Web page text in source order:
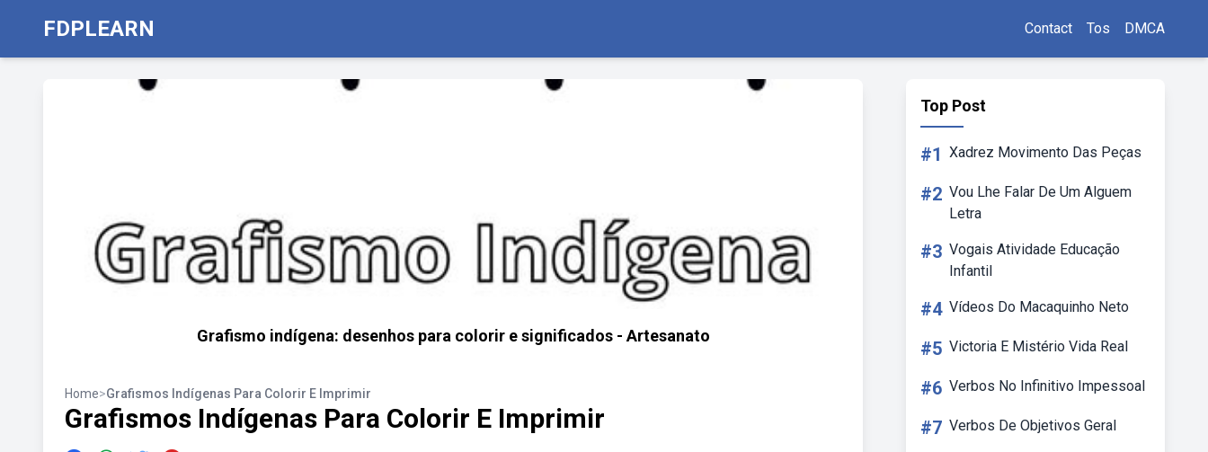
FDPLEARN Contact Tos DMCA
Grafismo indígena: desenhos para colorir e significados - Artesanato
Home>Grafismos Indígenas Para Colorir E Imprimir
Grafismos Indígenas Para Colorir E Imprimir
Top Post
#1 Xadrez Movimento Das Peças
#2 Vou Lhe Falar De Um Alguem
Letra
#3 Vogais Atividade Educação
Infantil
#4 Vídeos Do Macaquinho Neto
#5 Victoria E Mistério Vida Real
#6 Verbos No Infinitivo Impessoal
#7 Verbos De Objetivos Geral